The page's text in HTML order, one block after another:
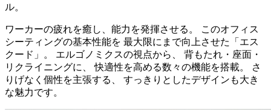
ル。
ワーカーの疲れを癒し、能力を発揮させる。 このオフィス
シーティングの基本性能を 最大限にまで向上させた「エス
クード」。 エルゴノミクスの視点から、 背もたれ・座面・
リクライニングに、 快適性を高める数々の機能を搭載。 さ
りげなく個性を主張する、 すっきりとしたデザインも大き
な魅力です。